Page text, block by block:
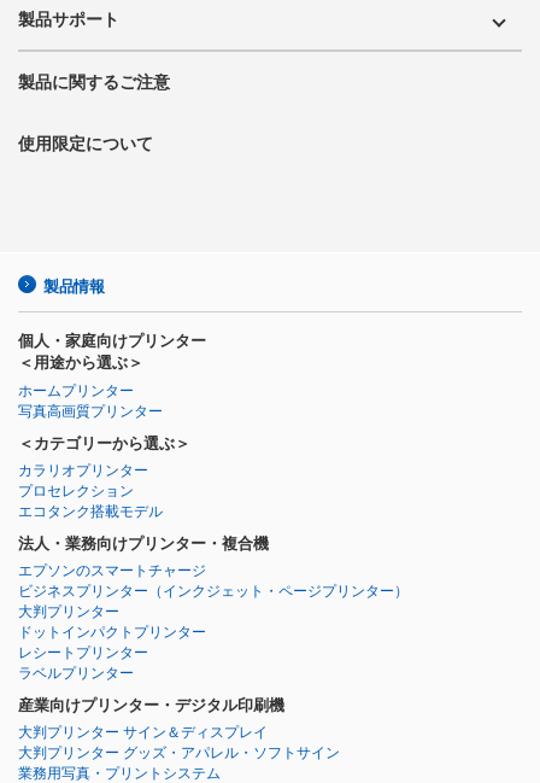
製品サポート
製品に関するご注意
使用限定について
製品情報
個人・家庭向けプリンター
＜用途から選ぶ＞
ホームプリンター
写真高画質プリンター
＜カテゴリーから選ぶ＞
カラリオプリンター
プロセレクション
エコタンク搭載モデル
法人・業務向けプリンター・複合機
エプソンのスマートチャージ
ビジネスプリンター （インクジェット・ページプリンター）
大判プリンター
ドットインパクトプリンター
レシートプリンター
ラベルプリンター
産業向けプリンター・デジタル印刷機
大判プリンター サイン＆ディスプレイ
大判プリンター グッズ・アパレル・ソフトサイン
業務用写真・プリントシステム